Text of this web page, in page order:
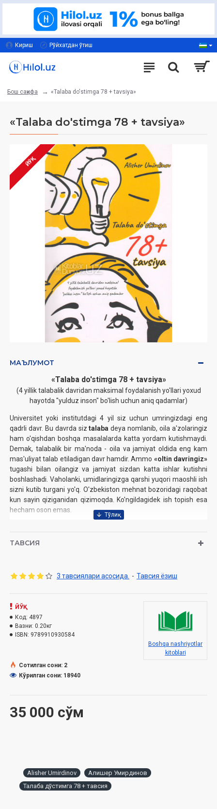
Кириш Рўйхатдан ўтиш
Бош саҳифа «Talaba do'stimga 78 + tavsiya»
«Talaba do'stimga 78 + tavsiya»
ЙЎҚ
МАЪЛУМОТ
«Talaba do'stimga 78 + tavsiya»
(4 yillik talabalik davridan maksimal foydalanish yo'llari yoxud
hayotda "yulduz inson" bo'lish uchun aniq qadamlar)
Universitet yoki institutdagi 4 yil siz uchun umringizdagi eng
qadrli davr. Bu davrda siztalaba deya nomlanib, oila a'zolaringiz
ham o'qishdan boshqa masalalarda katta yordam kutishmaydi.
Demak, talabalik bir ma'noda - oila va jamiyat oldida eng kam
mas'uliyat talab etiladigan davr hamdir. Ammo «oltin davringiz»
tugashi bilan oilangiz va jamiyat sizdan katta ishlar kutishni
boshlashadi. Vaholanki, umidlaringizga qarshi yuqori maoshli ish
sizni kutib turgani yo'q. O'zbekiston mehnat bozoridagi raqobat
kun sayin qiziganidan qizimoqda. Ko'ngildagidek ish topish esa
hecham oson emas.
qilsak, universitet ostonasidan chiqqanimiz hamon
jamoasining a'zosi bo'lishimiz mumkin? Universitetni bitirmay
turib ham bizni ishga oluvchilar ishonchini qozonish uchun
afsus chekmaymiz? Ushbu kitob talabalarning mana shunday
savollariga javob topish maqsadida nashrga tayyorlandi.
Muallif: Alisher Umirdinov
Hajmi: 224 bet
ISBN: 978-9910-9305-8-4
ТАВСИЯ
3 тавсиялари асосида. - Тавсия ёзиш
35 000 сўм
ЙЎҚ
Код: 4897
Вазни: 0.20кг
ISBN: 9789910930584
Boshqa nashriyotlar
kitoblari
Сотилган сони: 2
Кўрилган сони: 18940
Alisher Umirdinov
Алишер Умирдинов
Талаба дўстимга 78 + тавсия